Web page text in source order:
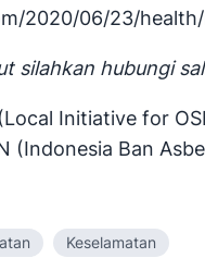
2020/06/23/
silahkan hubungi
Initiative for
(Indonesia Ban
Keselamatan